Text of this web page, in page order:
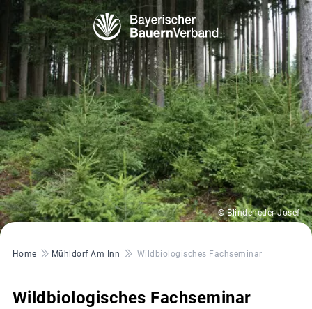
© Blindeneder Josef
Pfadnavigation
Home Mühldorf Am Inn Wildbiologisches Fachseminar
Wildbiologisches Fachseminar